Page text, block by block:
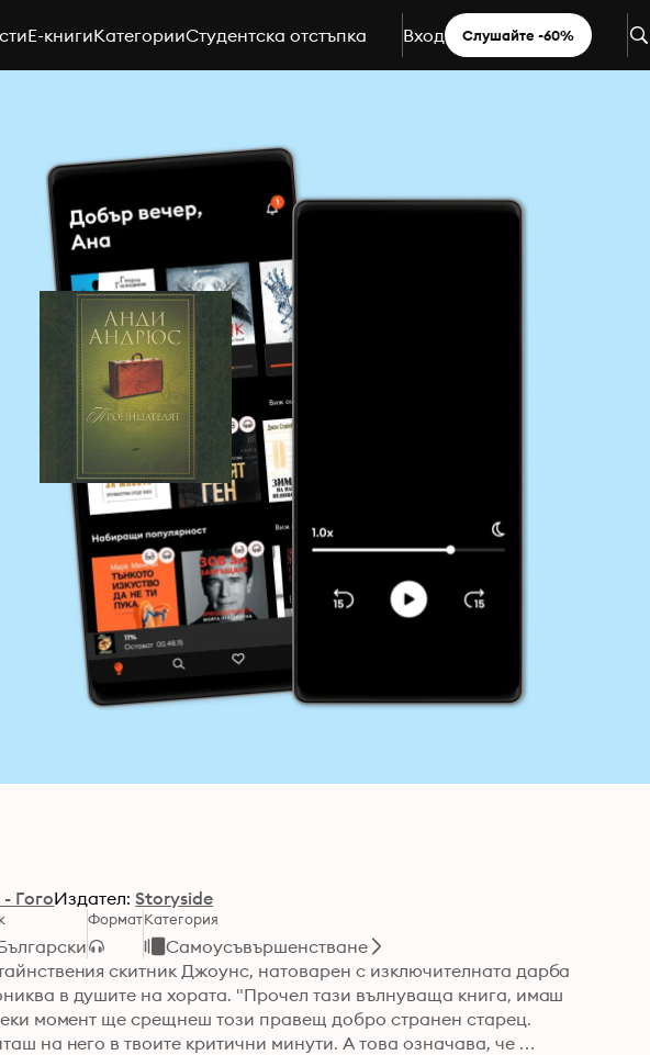
E-книгиКатегорииСтудентска отстъпка Вход Слушайте -60%
ГогоИздател: Storyside
ФорматКатегория
Самоусъвършенстване
скитник Джоунс, натоварен с изключителната дарба
в душите на хората. "Прочел тази вълнуваща книга, имаш
момент ще срещнеш този правещ добро странен старец.
на него в твоите критични минути. А това означава, че